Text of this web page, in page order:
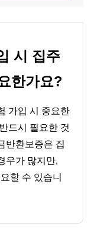
시 집주
한가요?
가입 시 중요한
드시 필요한 것
반환보증은 집
우가 많지만,
할 수 있습니